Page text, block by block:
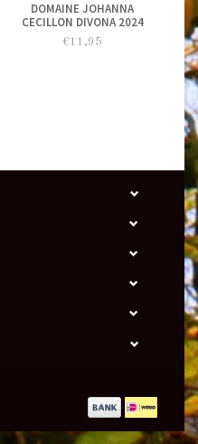
DOMAINE JOHANNA
CECILLON DIVONA 2024
€11,95